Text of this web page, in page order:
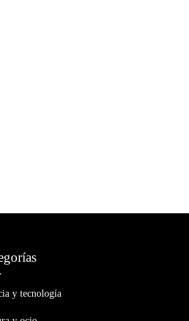
y tecnología